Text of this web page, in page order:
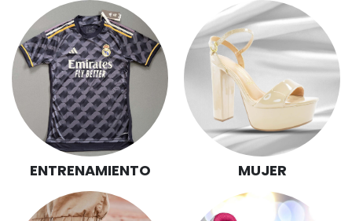
ENTRENAMIENTO MUJER